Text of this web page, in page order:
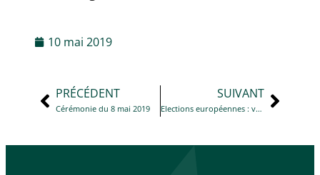
10 mai 2019
PRÉCÉDENT
Cérémonie du 8 mai 2019
SUIVANT
Elections européennes : vote par procuration